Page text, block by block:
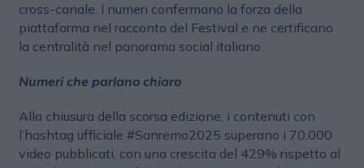
cross-canale. I numeri confermano la forza della
piattaforma nel racconto del Festival e ne certificano
la centralità nel panorama social italiano.
Numeri che parlano chiaro
Alla chiusura della scorsa edizione, i contenuti con
l’hashtag ufficiale #Sanremo2025 superano i 70.000
video pubblicati, con una crescita del 429% rispetto al